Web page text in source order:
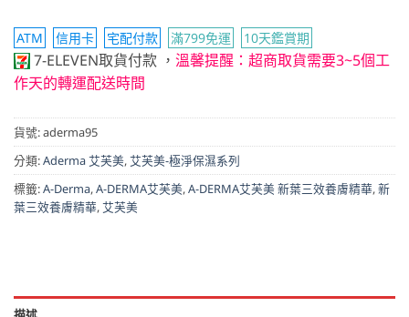
ATM 信用卡 宅配付款 滿799免運 10天鑑賞期
7-ELEVEN取貨付款 ， 溫馨提醒：超商取貨需要3~5個工
作天的轉運配送時間
貨號:aderma95
分類:Aderma 艾芙美,艾芙美-極淨保濕系列
標籤:A-Derma,A-DERMA艾芙美,A-DERMA艾芙美 新葉三效養膚精華,新
葉三效養膚精華,艾芙美